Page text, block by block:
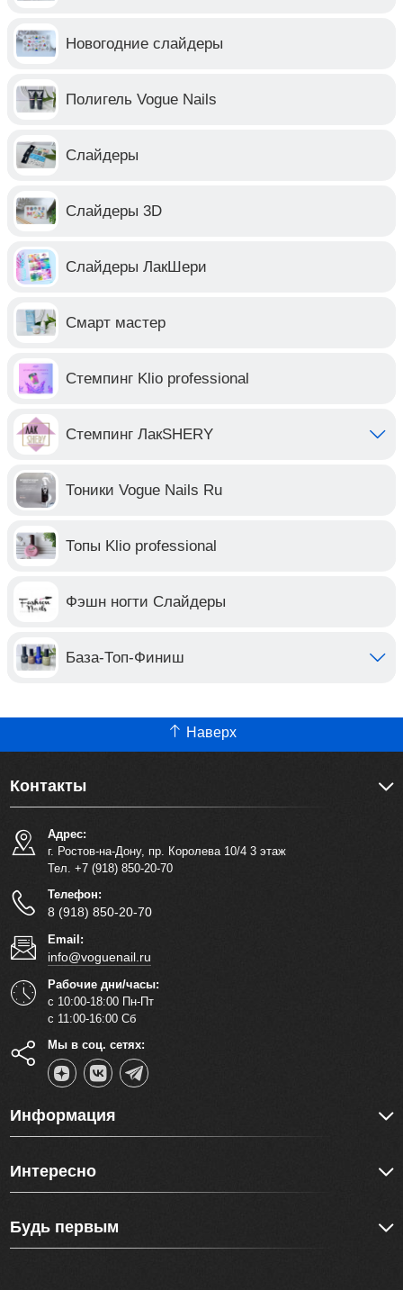
Новогодние слайдеры
Полигель Vogue Nails
Слайдеры
Слайдеры 3D
Слайдеры ЛакШери
Смарт мастер
Стемпинг Klio professional
Стемпинг ЛакSHERY
Тоники Vogue Nails Ru
Топы Klio professional
Фэшн ногти Слайдеры
База-Топ-Финиш
Наверх
Контакты
Адрес:
г. Ростов-на-Дону, пр. Королева 10/4 3 этаж
Тел. +7 (918) 850-20-70
Телефон:
8 (918) 850-20-70
Email:
info@voguenail.ru
Рабочие дни/часы:
с 10:00-18:00 Пн-Пт
с 11:00-16:00 Сб
Мы в соц. сетях:
Информация
Интересно
Будь первым